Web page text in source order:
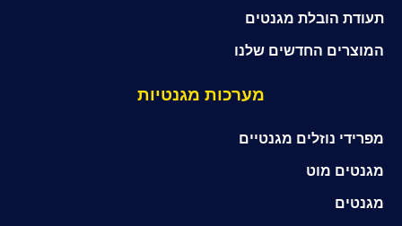
תעודת הובלת מגנטים
המוצרים החדשים שלנו
מערכות מגנטיות
מפרידי נוזלים מגנטיים
מגנטים מוט
מגנטים